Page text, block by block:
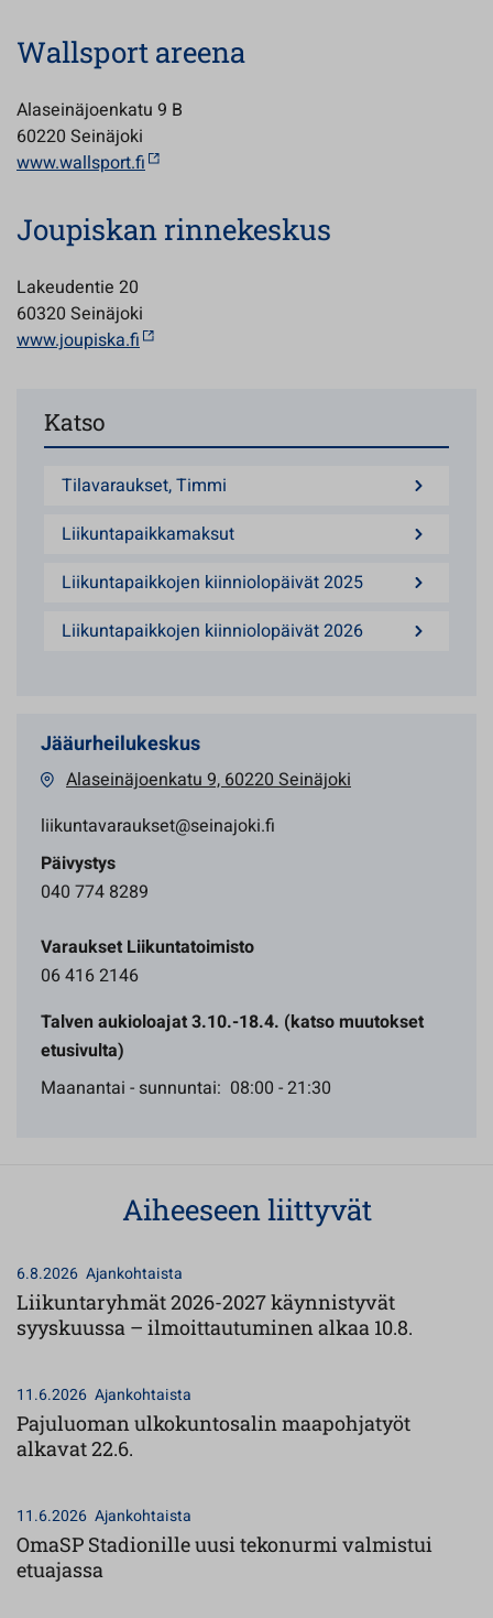
Wallsport areena
Alaseinäjoenkatu 9 B
60220 Seinäjoki
www.wallsport.fi
Joupiskan rinnekeskus
Lakeudentie 20
60320 Seinäjoki
www.joupiska.fi
Katso
Tilavaraukset, Timmi
Liikuntapaikkamaksut
Liikuntapaikkojen kiinniolopäivät 2025
Liikuntapaikkojen kiinniolopäivät 2026
Jääurheilukeskus
Alaseinäjoenkatu 9, 60220 Seinäjoki
liikuntavaraukset@seinajoki.fi
Päivystys
040 774 8289
Varaukset Liikuntatoimisto
06 416 2146
Talven aukioloajat 3.10.-18.4. (katso muutokset
etusivulta)
Maanantai - sunnuntai: 08:00 - 21:30
Aiheeseen liittyvät
6.8.2026 Ajankohtaista
Liikuntaryhmät 2026-2027 käynnistyvät
syyskuussa – ilmoittautuminen alkaa 10.8.
11.6.2026 Ajankohtaista
Pajuluoman ulkokuntosalin maapohjatyöt
alkavat 22.6.
11.6.2026 Ajankohtaista
OmaSP Stadionille uusi tekonurmi valmistui
etuajassa